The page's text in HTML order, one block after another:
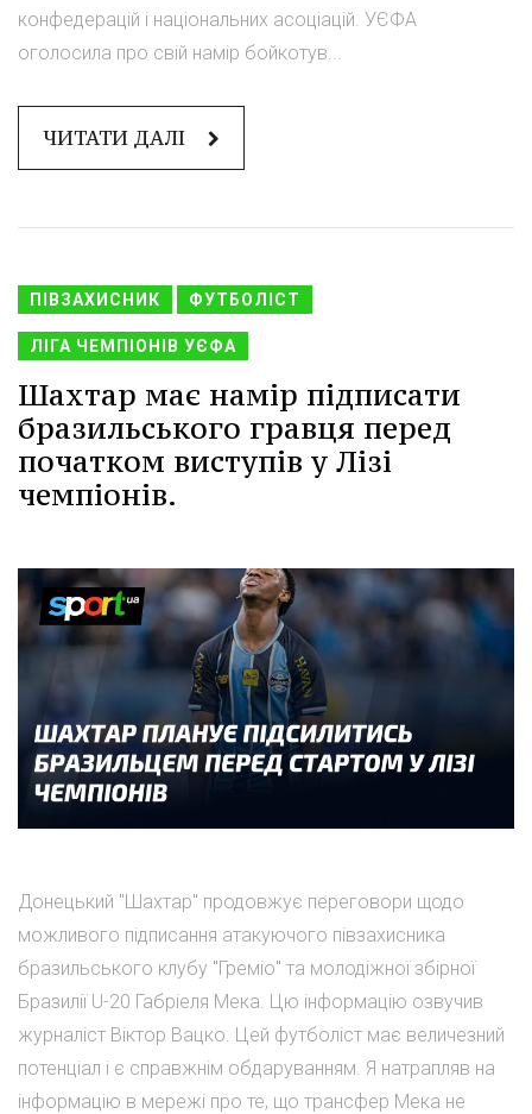
конфедерацій і національних асоціацій. УЄФА
оголосила про свій намір бойкотув...
ЧИТАТИ ДАЛІ
ПІВЗАХИСНИК ФУТБОЛІСТ
ЛІГА ЧЕМПІОНІВ УЄФА
Шахтар має намір підписати
бразильського гравця перед
початком виступів у Лізі
чемпіонів.
Донецький "Шахтар" продовжує переговори щодо
можливого підписання атакуючого півзахисника
бразильського клубу "Греміо" та молодіжної збірної
Бразилії U-20 Габріеля Мека. Цю інформацію озвучив
журналіст Віктор Вацко. Цей футболіст має величезний
потенціал і є справжнім обдаруванням. Я натрапляв на
інформацію в мережі про те, що трансфер Мека не